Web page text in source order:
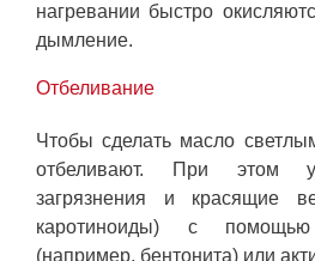
нагревании быстро
дымление.
Отбеливание
Чтобы сделать масло
отбеливают. При этом
загрязнения и красящие
каротиноиды) с
(например, бентонита) или